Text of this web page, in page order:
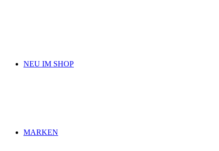
NEU IM SHOP
MARKEN